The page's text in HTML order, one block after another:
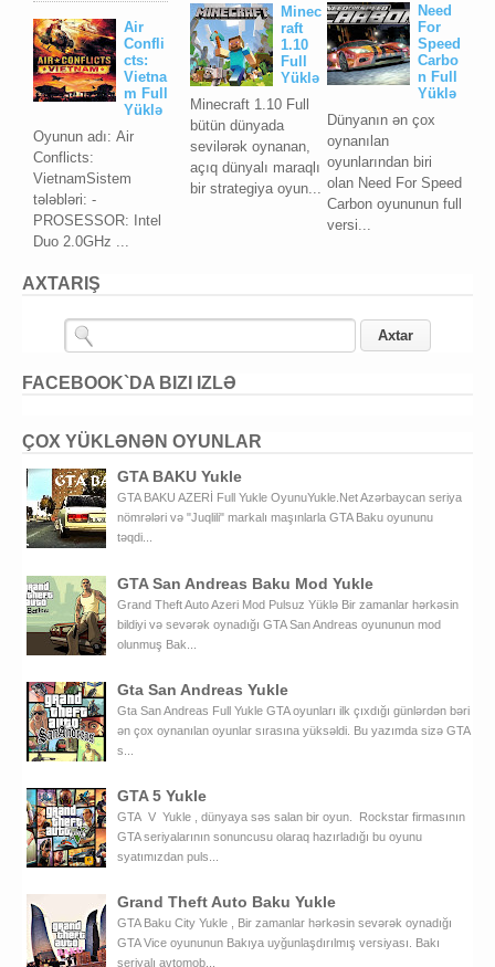
Air
Confli
cts:
Vietna
m Full
Yüklə
Oyunun adı: Air
Conflicts:
VietnamSistem
tələbləri: -
PROSESSOR: Intel
Duo 2.0GHz ...
Need
For
Speed
Carbo
n Full
Yüklə
Dünyanın ən çox
oynanılan
oyunlarından biri
olan Need For Speed
Carbon oyununun full
versi...
Minec
raft
1.10
Full
Yüklə
Minecraft 1.10 Full
bütün dünyada
sevilərək oynanan,
açıq dünyalı maraqlı
bir strategiya oyun...
AXTARIŞ
FACEBOOK`DA BIZI IZLƏ
ÇOX YÜKLƏNƏN OYUNLAR
GTA BAKU Yukle
GTA BAKU AZERİ Full Yukle OyunuYukle.Net Azərbaycan seriya
nömrələri və "Juqlili" markalı maşınlarla GTA Baku oyununu
təqdi...
GTA San Andreas Baku Mod Yukle
Grand Theft Auto Azeri Mod Pulsuz Yüklə Bir zamanlar hərkəsin
bildiyi və sevərək oynadığı GTA San Andreas oyununun mod
olunmuş Bak...
Gta San Andreas Yukle
Gta San Andreas Full Yukle GTA oyunları ilk çıxdığı günlərdən bəri
ən çox oynanılan oyunlar sırasına yüksəldi. Bu yazımda sizə GTA
s...
GTA 5 Yukle
GTA V Yukle , dünyaya səs salan bir oyun. Rockstar firmasının
GTA seriyalarının sonuncusu olaraq hazırladığı bu oyunu
syatımızdan puls...
Grand Theft Auto Baku Yukle
GTA Baku City Yukle , Bir zamanlar hərkəsin sevərək oynadığı
GTA Vice oyununun Bakıya uyğunlaşdırılmış versiyası. Bakı
seriyalı avtomob...